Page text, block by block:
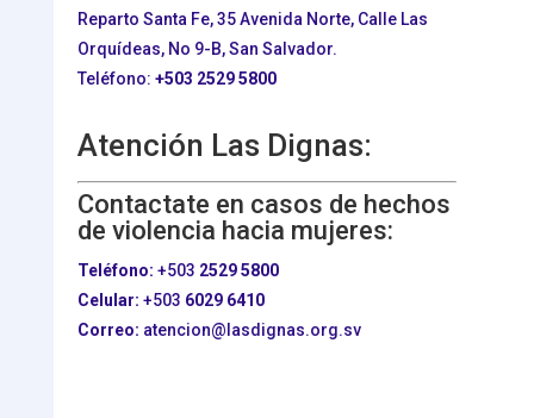
Reparto Santa Fe, 35 Avenida Norte, Calle Las
Orquídeas, No 9-B, San Salvador.
Teléfono: +503 2529 5800
Atención Las Dignas:
Contactate en casos de hechos
de violencia hacia mujeres:
Teléfono: +503 2529 5800
Celular: +503 6029 6410
Correo: atencion@lasdignas.org.sv